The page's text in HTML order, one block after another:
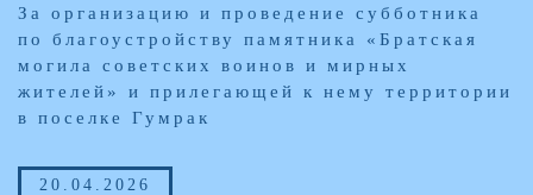
За организацию и проведение субботника
по благоустройству памятника «Братская
могила советских воинов и мирных
жителей» и прилегающей к нему территории
в поселке Гумрак
20.04.2026